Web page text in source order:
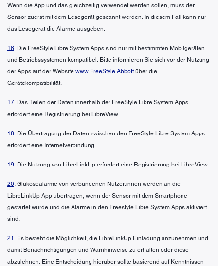
Wenn die App und das gleichzeitig verwendet werden sollen, muss der
Sensor zuerst mit dem Lesegerät gescannt werden. In diesem Fall kann nur
das Lesegerät die Alarme ausgeben.
16. Die FreeStyle Libre System Apps sind nur mit bestimmten Mobilgeräten
und Betriebssystemen kompatibel. Bitte informieren Sie sich vor der Nutzung
der Apps auf der Website www.FreeStyle.Abbott über die
Gerätekompatibilität.
17. Das Teilen der Daten innerhalb der FreeStyle Libre System Apps
erfordert eine Registrierung bei LibreView.
18. Die Übertragung der Daten zwischen den FreeStyle Libre System Apps
erfordert eine Internetverbindung.
19. Die Nutzung von LibreLinkUp erfordert eine Registrierung bei LibreView.
20. Glukosealarme von verbundenen Nutzer:innen werden an die
LibreLinkUp App übertragen, wenn der Sensor mit dem Smartphone
gestartet wurde und die Alarme in den Freestyle Libre System Apps aktiviert
sind.
21 . Es besteht die Möglichkeit, die LibreLinkUp Einladung anzunehmen und
damit Benachrichtigungen und Warnhinweise zu erhalten oder diese
abzulehnen. Eine Entscheidung hierüber sollte basierend auf Kenntnissen